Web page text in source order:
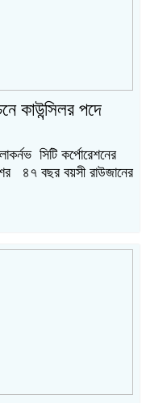
কাউন্সিলর পদে
সিটি কর্পোরেশনের
৪৭ বছর বয়সী রাউজানের